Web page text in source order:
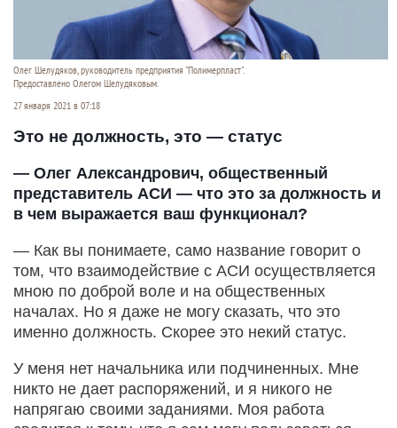
Олег Шелудяков, руководитель предприятия "Полимерпласт".
Предоставлено Олегом Шелудяковым.
27 января 2021 в 07:18
Это не должность, это — статус
— Олег Александрович, общественный
представитель АСИ — что это за должность и
в чем выражается ваш функционал?
— Как вы понимаете, само название говорит о
том, что взаимодействие с АСИ осуществляется
мною по доброй воле и на общественных
началах. Но я даже не могу сказать, что это
именно должность. Скорее это некий статус.
У меня нет начальника или подчиненных. Мне
никто не дает распоряжений, и я никого не
напрягаю своими заданиями. Моя работа